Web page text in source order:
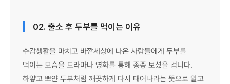
02. 출소 후 두부를 먹이는 이유
수감생활을 마치고 바깥세상에 나온 사람들에게 두부를
먹이는 모습을 드라마나 영화를 통해 종종 보셨을 겁니다.
하얗고 뽀얀 두부처럼 깨끗하게 다시 태어나라는 뜻으로 알고